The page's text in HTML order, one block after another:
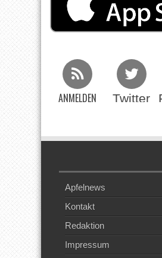
ANMELDEN Twitter
Apfelnews
Kontakt
Redaktion
Impressum